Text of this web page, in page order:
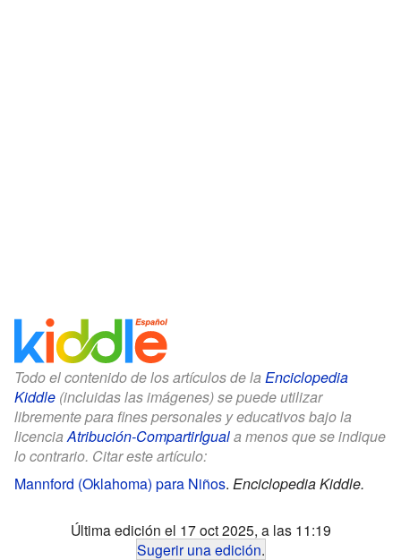
Todo el contenido de los artículos de la Enciclopedia
Kiddle (incluidas las imágenes) se puede utilizar
libremente para fines personales y educativos bajo la
licenciaAtribución-CompartirIguala menos que se indique
lo contrario. Citar este artículo:
Mannford (Oklahoma) para Niños. Enciclopedia Kiddle.
Última edición el 17 oct 2025, a las 11:19
Sugerir una edición.